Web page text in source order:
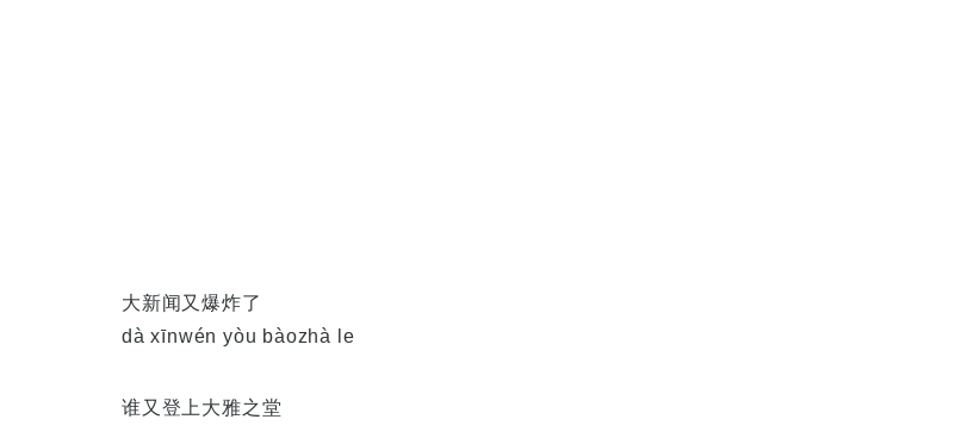
大新闻又爆炸了
dà xīnwén yòu bàozhà le
谁又登上大雅之堂